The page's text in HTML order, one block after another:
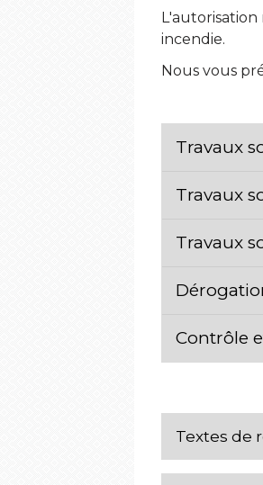
incendie.
Nous vous
Travaux
Travaux
Travaux
Contrôle
Textes de